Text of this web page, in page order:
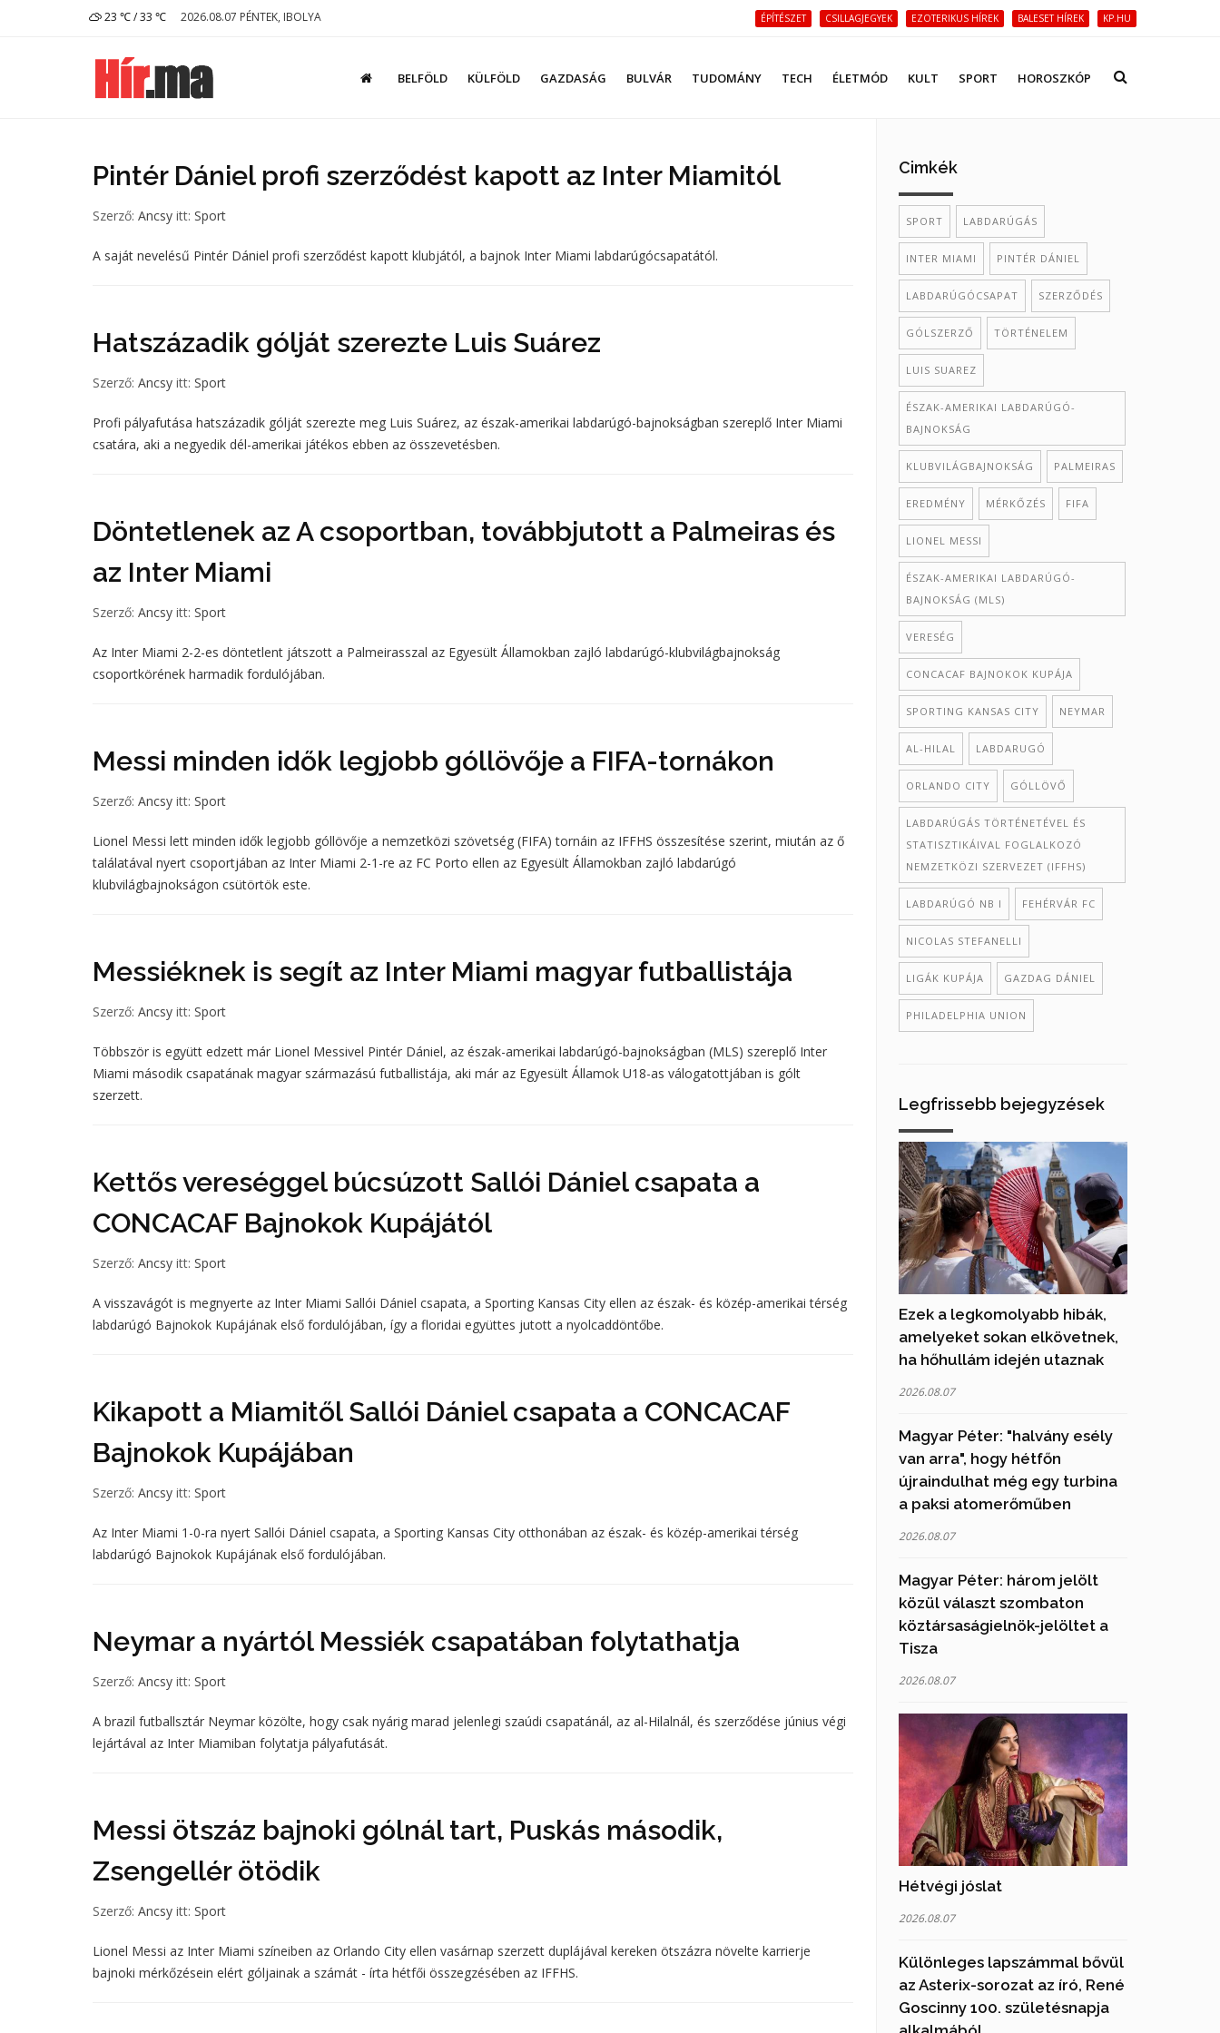
23 ℃ / 33 ℃ 2026.08.07 PÉNTEK, IBOLYA ÉPÍTÉSZET CSILLAGJEGYEK EZOTERIKUS HÍREK BALESET HÍREK KP.HU
BELFÖLD KÜLFÖLD GAZDASÁG BULVÁR TUDOMÁNY TECH ÉLETMÓD KULT SPORT HOROSZKÓP
Pintér Dániel profi szerződést kapott az Inter Miamitól
Szerző: Ancsy itt: Sport
A saját nevelésű Pintér Dániel profi szerződést kapott klubjától, a bajnok Inter Miami labdarúgócsapatától.
Hatszázadik gólját szerezte Luis Suárez
Szerző: Ancsy itt: Sport
Profi pályafutása hatszázadik gólját szerezte meg Luis Suárez, az észak-amerikai labdarúgó-bajnokságban szereplő Inter Miami
csatára, aki a negyedik dél-amerikai játékos ebben az összevetésben.
Döntetlenek az A csoportban, továbbjutott a Palmeiras és
az Inter Miami
Szerző: Ancsy itt: Sport
Az Inter Miami 2-2-es döntetlent játszott a Palmeirasszal az Egyesült Államokban zajló labdarúgó-klubvilágbajnokság
csoportkörének harmadik fordulójában.
Messi minden idők legjobb góllövője a FIFA-tornákon
Szerző: Ancsy itt: Sport
Lionel Messi lett minden idők legjobb góllövője a nemzetközi szövetség (FIFA) tornáin az IFFHS összesítése szerint, miután az ő
találatával nyert csoportjában az Inter Miami 2-1-re az FC Porto ellen az Egyesült Államokban zajló labdarúgó
klubvilágbajnokságon csütörtök este.
Messiéknek is segít az Inter Miami magyar futballistája
Szerző: Ancsy itt: Sport
Többször is együtt edzett már Lionel Messivel Pintér Dániel, az észak-amerikai labdarúgó-bajnokságban (MLS) szereplő Inter
Miami második csapatának magyar származású futballistája, aki már az Egyesült Államok U18-as válogatottjában is gólt
szerzett.
Kettős vereséggel búcsúzott Sallói Dániel csapata a
CONCACAF Bajnokok Kupájától
Szerző: Ancsy itt: Sport
A visszavágót is megnyerte az Inter Miami Sallói Dániel csapata, a Sporting Kansas City ellen az észak- és közép-amerikai térség
labdarúgó Bajnokok Kupájának első fordulójában, így a floridai együttes jutott a nyolcaddöntőbe.
Kikapott a Miamitől Sallói Dániel csapata a CONCACAF
Bajnokok Kupájában
Szerző: Ancsy itt: Sport
Az Inter Miami 1-0-ra nyert Sallói Dániel csapata, a Sporting Kansas City otthonában az észak- és közép-amerikai térség
labdarúgó Bajnokok Kupájának első fordulójában.
Neymar a nyártól Messiék csapatában folytathatja
Szerző: Ancsy itt: Sport
A brazil futballsztár Neymar közölte, hogy csak nyárig marad jelenlegi szaúdi csapatánál, az al-Hilalnál, és szerződése június végi
lejártával az Inter Miamiban folytatja pályafutását.
Messi ötszáz bajnoki gólnál tart, Puskás második,
Zsengellér ötödik
Szerző: Ancsy itt: Sport
Lionel Messi az Inter Miami színeiben az Orlando City ellen vasárnap szerzett duplájával kereken ötszázra növelte karrierje
bajnoki mérkőzésein elért góljainak a számát - írta hétfői összegzésében az IFFHS.
Cimkék
SPORT LABDARÚGÁS
INTER MIAMI PINTÉR DÁNIEL
LABDARÚGÓCSAPAT SZERZŐDÉS
GÓLSZERZŐ TÖRTÉNELEM
LUIS SUAREZ
ÉSZAK-AMERIKAI LABDARÚGÓ-
BAJNOKSÁG
KLUBVILÁGBAJNOKSÁG PALMEIRAS
EREDMÉNY MÉRKŐZÉS FIFA
LIONEL MESSI
ÉSZAK-AMERIKAI LABDARÚGÓ-
BAJNOKSÁG (MLS)
VERESÉG
CONCACAF BAJNOKOK KUPÁJA
SPORTING KANSAS CITY NEYMAR
AL-HILAL LABDARUGÓ
ORLANDO CITY GÓLLÖVŐ
LABDARÚGÁS TÖRTÉNETÉVEL ÉS
STATISZTIKÁIVAL FOGLALKOZÓ
NEMZETKÖZI SZERVEZET (IFFHS)
LABDARÚGÓ NB I FEHÉRVÁR FC
NICOLAS STEFANELLI
LIGÁK KUPÁJA GAZDAG DÁNIEL
PHILADELPHIA UNION
Legfrissebb bejegyzések
Ezek a legkomolyabb hibák,
amelyeket sokan elkövetnek,
ha hőhullám idején utaznak
2026.08.07
Magyar Péter: "halvány esély
van arra", hogy hétfőn
újraindulhat még egy turbina
a paksi atomerőműben
2026.08.07
Magyar Péter: három jelölt
közül választ szombaton
köztársaságielnök-jelöltet a
Tisza
2026.08.07
Hétvégi jóslat
2026.08.07
Különleges lapszámmal bővül
az Asterix-sorozat az író, René
Goscinny 100. születésnapja